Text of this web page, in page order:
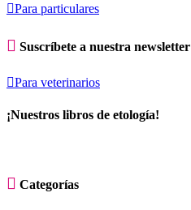
Para particulares
 Suscríbete a nuestra newsletter
Para veterinarios
¡Nuestros libros de etología!
 Categorías